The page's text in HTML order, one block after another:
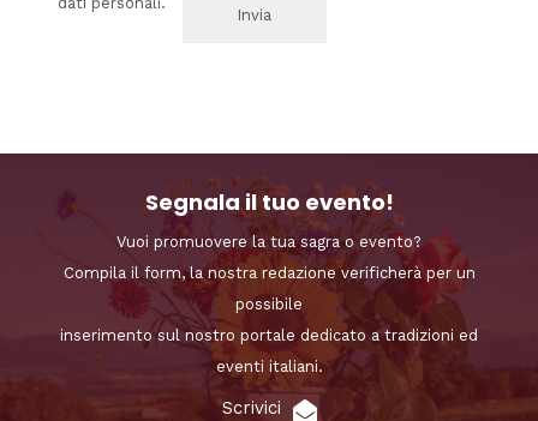
Segnala il tuo evento!
Vuoi promuovere la tua sagra o evento?
Compila il form, la nostra redazione verificherà per un
possibile
inserimento sul nostro portale dedicato a tradizioni ed
eventi italiani.
Scrivici